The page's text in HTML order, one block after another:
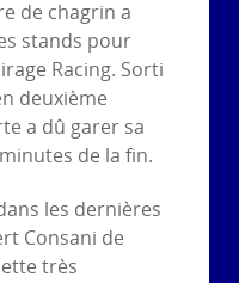
de chagrin a
stands pour
Racing. Sorti
deuxième
a dû garer sa
de la fin.
les dernières
Consani de
très